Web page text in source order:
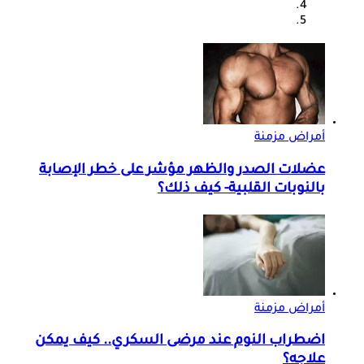
أمراض مزمنة
عضلات الصدر والظهر مؤشر على خطر الإصابة
بالنوبات القلبية- كيف ذلك؟
أمراض مزمنة
اضطراب النوم عند مرضى السكري.. كيف يمكن
علاجه؟